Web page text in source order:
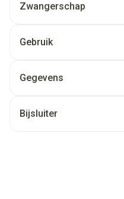
Zwangerschap
Gebruik
Gegevens
Bijsluiter